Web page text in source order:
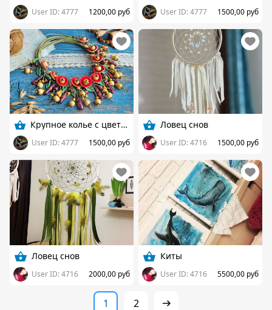
User ID: 4777 1200,00 руб User ID: 4777 1500,00 руб
Крупное колье с цветами
User ID: 4777 1500,00 руб
Ловец снов
User ID: 4716 1500,00 руб
Ловец снов
User ID: 4716 2000,00 руб
Киты
User ID: 4716 5500,00 руб
1 2